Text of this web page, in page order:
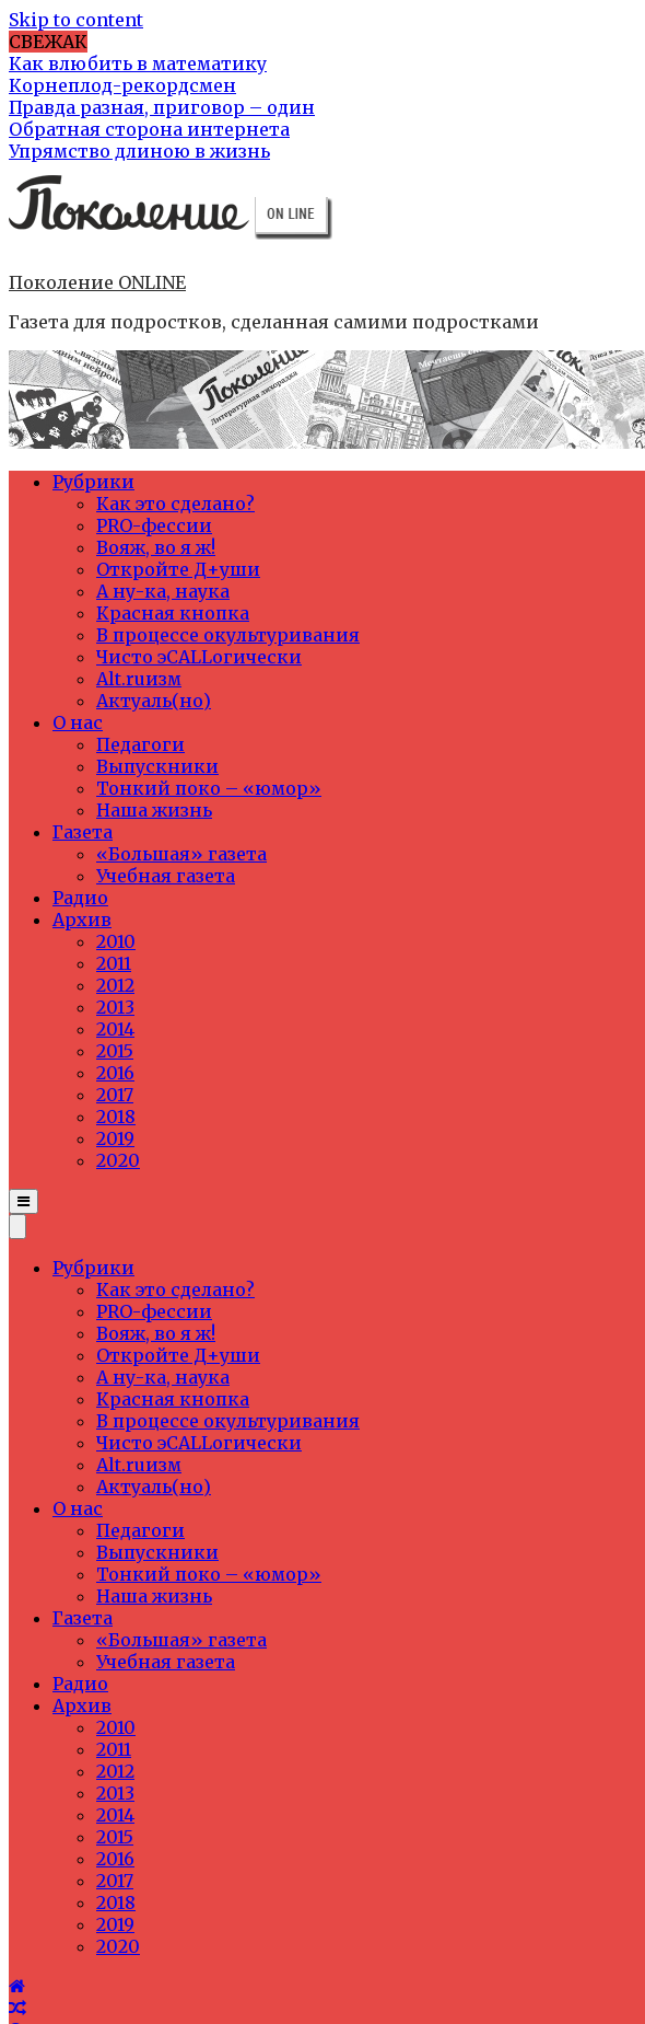
Skip to content
СВЕЖАК
Как влюбить в математику
Корнеплод-рекордсмен
Правда разная, приговор – один
Обратная сторона интернета
Упрямство длиною в жизнь
Поколение ONLINE
Газета для подростков, сделанная самими подростками
Рубрики
Как это сделано?
PRO-фессии
Вояж, во я ж!
Откройте Д+уши
А ну-ка, наука
Красная кнопка
В процессе окультуривания
Чисто эCALLогически
Alt.ruизм
Актуаль(но)
О нас
Педагоги
Выпускники
Тонкий поко – «юмор»
Наша жизнь
Газета
«Большая» газета
Учебная газета
Радио
Архив
2010
2011
2012
2013
2014
2015
2016
2017
2018
2019
2020
Рубрики
Как это сделано?
PRO-фессии
Вояж, во я ж!
Откройте Д+уши
А ну-ка, наука
Красная кнопка
В процессе окультуривания
Чисто эCALLогически
Alt.ruизм
Актуаль(но)
О нас
Педагоги
Выпускники
Тонкий поко – «юмор»
Наша жизнь
Газета
«Большая» газета
Учебная газета
Радио
Архив
2010
2011
2012
2013
2014
2015
2016
2017
2018
2019
2020